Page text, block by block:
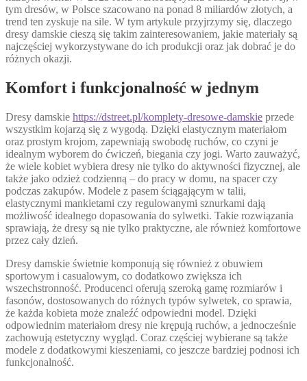
tym dresów, w Polsce szacowano na ponad 8 miliardów złotych, a
trend ten zyskuje na sile. W tym artykule przyjrzymy się, dlaczego
dresy damskie cieszą się takim zainteresowaniem, jakie materiały są
najczęściej wykorzystywane do ich produkcji oraz jak dobrać je do
różnych okazji.
Komfort i funkcjonalność w jednym
Dresy damskie https://dstreet.pl/komplety-dresowe-damskie przede
wszystkim kojarzą się z wygodą. Dzięki elastycznym materiałom
oraz prostym krojom, zapewniają swobodę ruchów, co czyni je
idealnym wyborem do ćwiczeń, biegania czy jogi. Warto zauważyć,
że wiele kobiet wybiera dresy nie tylko do aktywności fizycznej, ale
także jako odzież codzienną – do pracy w domu, na spacer czy
podczas zakupów. Modele z pasem ściągającym w talii,
elastycznymi mankietami czy regulowanymi sznurkami dają
możliwość idealnego dopasowania do sylwetki. Takie rozwiązania
sprawiają, że dresy są nie tylko praktyczne, ale również komfortowe
przez cały dzień.
Dresy damskie świetnie komponują się również z obuwiem
sportowym i casualowym, co dodatkowo zwiększa ich
wszechstronność. Producenci oferują szeroką gamę rozmiarów i
fasonów, dostosowanych do różnych typów sylwetek, co sprawia,
że każda kobieta może znaleźć odpowiedni model. Dzięki
odpowiednim materiałom dresy nie krępują ruchów, a jednocześnie
zachowują estetyczny wygląd. Coraz częściej wybierane są także
modele z dodatkowymi kieszeniami, co jeszcze bardziej podnosi ich
funkcjonalność.